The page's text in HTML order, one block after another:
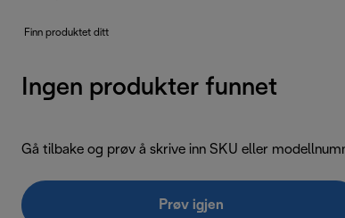
Finn produktet ditt
Ingen produkter funnet
Gå tilbake og prøv å skrive inn SKU eller
Prøv igjen